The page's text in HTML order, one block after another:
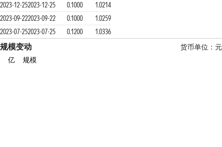
2023-12-252023-12-25 0.1000
1.0214
2023-09-222023-09-22 0.1000
1.0259
2023-07-252023-07-25 0.1200 1.0336
规模变动
货币单位：元
亿
规模